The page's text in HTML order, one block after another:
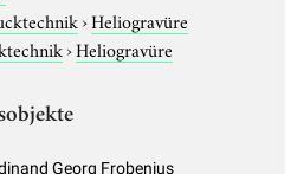
›Heliogravüre
›Heliogravüre
Georg Frobenius